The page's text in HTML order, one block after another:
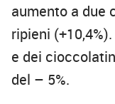
aumento a due
ripieni
e dei
del – 5%.